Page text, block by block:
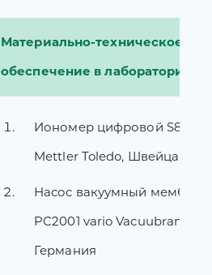
Материально-техническое
обеспечение в лабораториях
Иономер цифровой S80-K
Mettler Toledo, Швейцария,
Насос вакуумный
PC2001 vario Vacuubrand,
Германия